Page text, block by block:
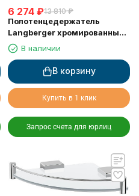
6 274 ₽13 810 ₽
Полотенцедержатель
Langberger хромированный
к стене двойной поворотный
11308A
В наличии
В корзину
Купить в 1 клик
Запрос счета для юрлиц